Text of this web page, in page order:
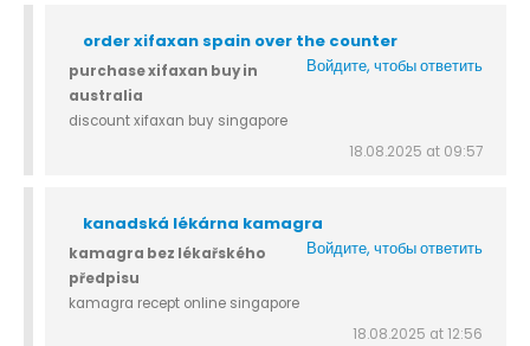
order xifaxan spain over the counter
Войдите, чтобы ответить
purchase xifaxan buy in
australia
discount xifaxan buy singapore
18.08.2025 at 09:57
kanadská lékárna kamagra
Войдите, чтобы ответить
kamagra bez lékařského
předpisu
kamagra recept online singapore
18.08.2025 at 12:56